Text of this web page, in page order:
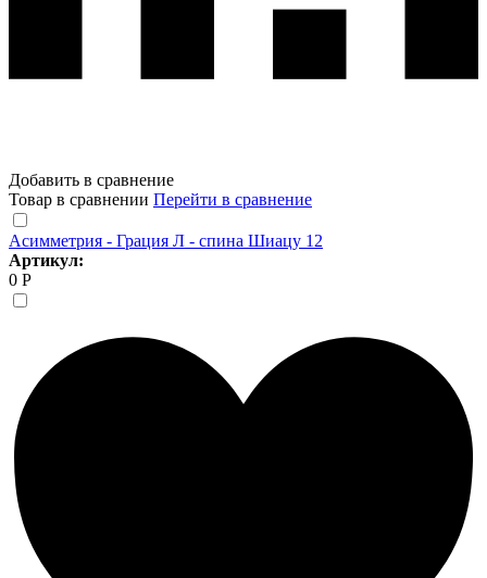
Добавить в сравнение
Товар в сравнении Перейти в сравнение
Асимметрия - Грация Л - спина Шиацу 12
Артикул:
0 Р